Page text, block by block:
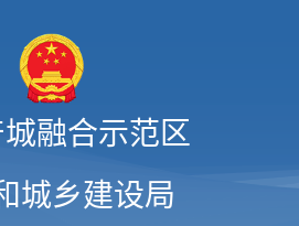
融合示范区
城乡建设局